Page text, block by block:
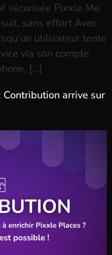
sécurisée Pixxle Me.
sans effort Avec
utilisateur tente
via son compte
[…]
arrive sur